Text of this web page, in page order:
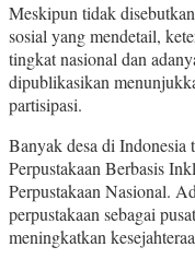
Meskipun tidak
sosial yang mendetail,
tingkat nasional dan
dipublikasikan
partisipasi.
Banyak desa di Indonesia
Perpustakaan Berbasis
Perpustakaan Nasional.
perpustakaan sebagai
meningkatkan